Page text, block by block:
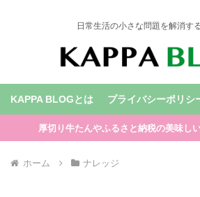
日常生活の小さな問題を解消す
KAPPA BLOGとは プライバシーポリシ
厚切り牛たんやふるさと納税の美味し
ホーム ナレッジ